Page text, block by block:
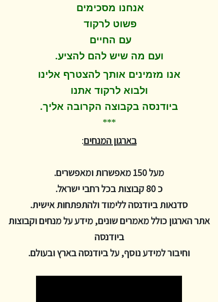
אנחנו מסכימים
פשוט לרקוד
עם החיים
ועם מה שיש להם להציע.
אנו מזמינים אותך להצטרף אלינו
ולבוא לרקוד אתנו
ביודנסה בקבוצה הקרובה אליך.
***
בארגון המנחים:
מעל 150 מאפשרות ומאפשרים.
כ 80 קבוצות בכל רחבי ישראל.
סדנאות ביודנסה ללימוד ולהתפתחות אישית.
אתר הארגון כולל מאמרים שונים, מידע על מנחים וקבוצות
ביודנסה
וחיבור למידע נוסף, על ביודנסה בארץ ובעולם.